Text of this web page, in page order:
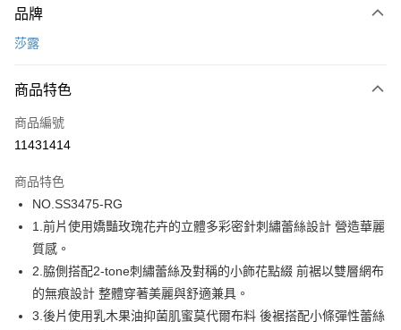
信用卡一次付款
LINE Pay
街口支付
運送方式
全家取貨付款
每筆NT$80，滿NT$1,000(含以上)免運費
付款後全家取貨
每筆NT$80，滿NT$1,000(含以上)免運費
品牌
莎露
商品特色
商品編號
11431414
商品特色
NO.SS3475-RG
1.前片使用嬌豔玫瑰花卉的立體多彩密針刺繡蕾絲設計 營造華麗
質感。
2.脇側搭配2-tone刺繡蕾絲及對稱的小飾花點綴 前裾以雙層網布
的無痕設計 整體穿著美麗與舒適兼具。
3.後片使用乳木果油抑菌肌蜜莫代爾布料 後裾搭配小條彈性蕾絲